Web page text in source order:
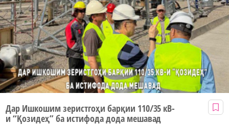
Дар Ишкошим зеристгоҳи барқии 110/35 кВ-
и “Қозидеҳ” ба истифода дода мешавад